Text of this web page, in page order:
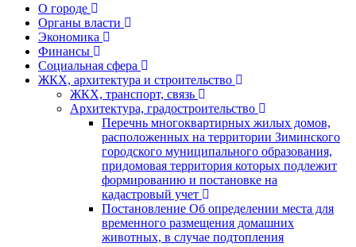
О городе
Органы власти
Экономика
Финансы
Социальная сфера
ЖКХ, архитектура и строительство
ЖКХ, транспорт, связь
Архитектура, градостроительство
Перечнь многоквартирных жилых домов,
расположенных на территории Зиминского
городского муниципального образования,
придомовая территория которых подлежит
формированию и постановке на
кадастровый учет
Постановление Об определении места для
временного размещения домашних
животных, в случае подтопления